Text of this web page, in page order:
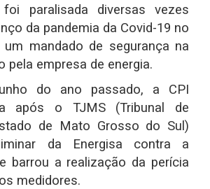
paralisada diversas vezes
da pandemia da Covid-19 no
mandado de segurança na
pela empresa de energia.
do ano passado, a CPI
após o TJMS (Tribunal de
de Mato Grosso do Sul)
da Energisa contra a
barrou a realização da perícia
medidores.